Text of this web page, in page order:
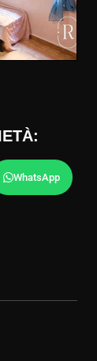
WhatsApp